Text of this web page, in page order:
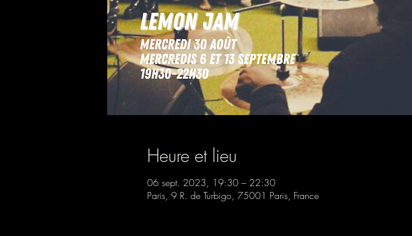
Heure et lieu
06 sept. 2023, 19:30 – 22:30
Paris, 9 R. de Turbigo, 75001 Paris, France